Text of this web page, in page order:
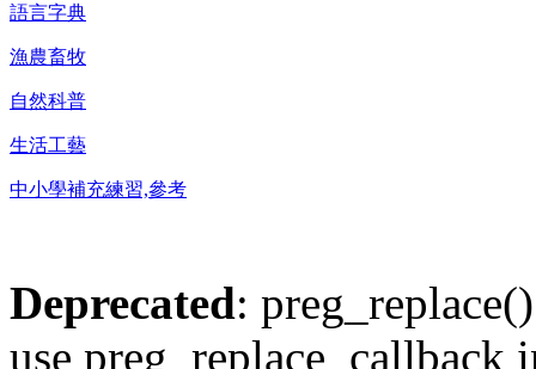
語言字典
漁農畜牧
自然科普
生活工藝
中小學補充練習,參考
Deprecated:
use preg_replace_callback